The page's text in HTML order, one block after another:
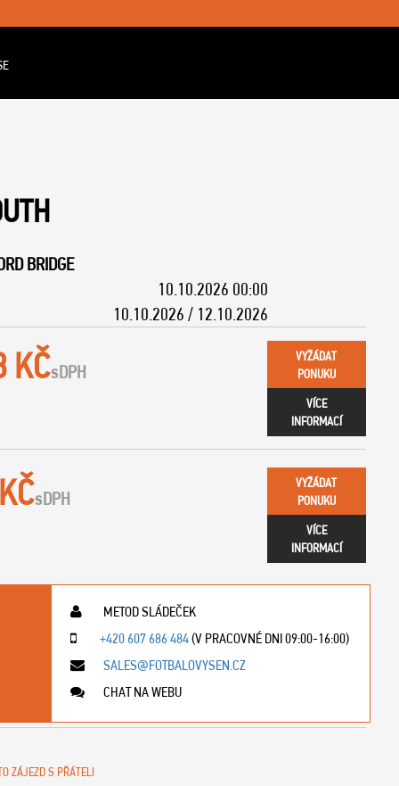
BRIDGE
10.10.2026 00:00
10.10.2026 / 12.10.2026
KČsDPH
VYŽÁDAT
PONUKU
VÍCE
INFORMACÍ
sDPH
VYŽÁDAT
PONUKU
VÍCE
INFORMACÍ
METOD SLÁDEČEK
+420 607 686 484(V PRACOVNÉ DNI 09:00-16:00)
SALES@FOTBALOVYSEN.CZ
CHAT NA WEBU
ZÁJEZD S PŘÁTELI